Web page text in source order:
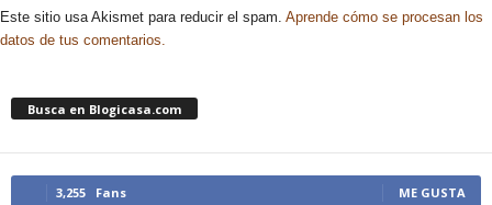
Este sitio usa Akismet para reducir el spam. Aprende cómo se procesan los
datos de tus comentarios.
Busca en Blogicasa.com
3,255 Fans ME GUSTA